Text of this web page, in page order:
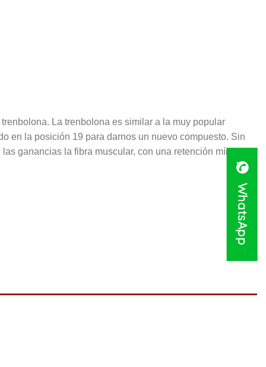
La trenbolona es similar a la muy popular
en la posición 19 para darnos un nuevo compuesto. Sin
ganancias la fibra muscular, con una retención mínima
WhatsApp